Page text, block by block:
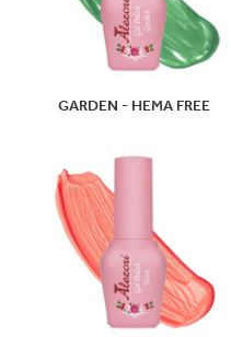
GARDEN - HEMA FREE